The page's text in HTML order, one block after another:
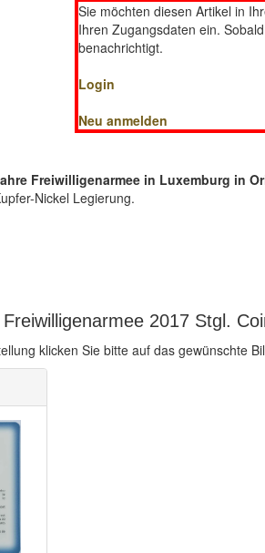
Sie möchten diesen Artikel in
Ihren Zugangsdaten ein.
benachrichtigt.
Login
Neu anmelden
Freiwilligenarmee in Luxemburg in
Nickel Legierung.
2017 Stgl.
klicken Sie bitte auf das gewünschte